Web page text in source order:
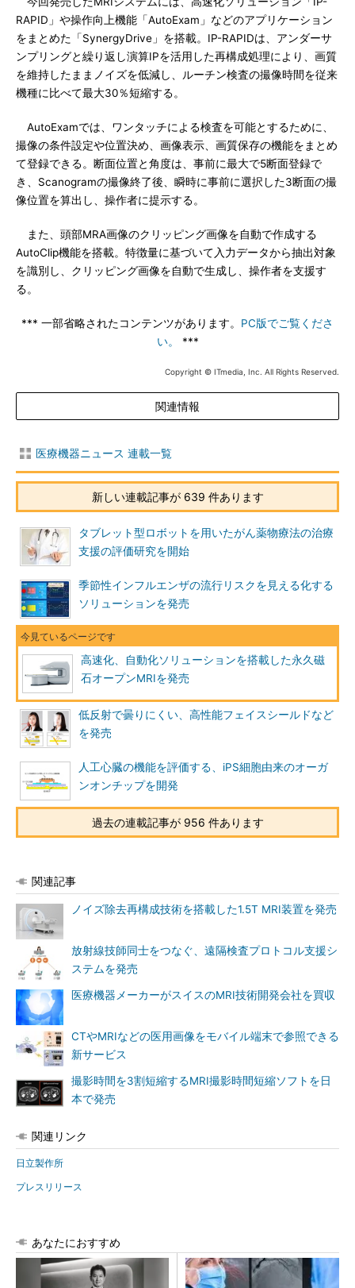
RAPID」や操作向上機能「AutoExam」などのアプリケーション
をまとめた「SynergyDrive」を搭載。IP-RAPIDは、アンダーサ
ンプリングと繰り返し演算IPを活用した再構成処理により、画質
を維持したままノイズを低減し、ルーチン検査の撮像時間を従来
機種に比べて最大30％短縮する。
AutoExamでは、ワンタッチによる検査を可能とするために、
撮像の条件設定や位置決め、画像表示、画質保存の機能をまとめ
て登録できる。断面位置と角度は、事前に最大で5断面登録で
き、Scanogramの撮像終了後、瞬時に事前に選択した3断面の撮
像位置を算出し、操作者に提示する。
また、頭部MRA画像のクリッピング画像を自動で作成する
AutoClip機能を搭載。特徴量に基づいて入力データから抽出対象
を識別し、クリッピング画像を自動で生成し、操作者を支援す
る。
*** 一部省略されたコンテンツがあります。 PC版でご覧くださ
い。
***
Copyright © ITmedia, Inc. All Rights Reserved.
関連情報
医療機器ニュース 連載一覧
新しい連載記事が 639 件あります
タブレット型ロボットを用いたがん薬物療法の治療
支援の評価研究を開始
季節性インフルエンザの流行リスクを見える化する
ソリューションを発売
高速化、自動化ソリューションを搭載した永久磁
石オープンMRIを発売
低反射で曇りにくい、高性能フェイスシールドなど
を発売
人工心臓の機能を評価する、iPS細胞由来のオーガ
ンオンチップを開発
過去の連載記事が 956 件あります
関連記事
ノイズ除去再構成技術を搭載した1.5T MRI装置を発売
放射線技師同士をつなぐ、遠隔検査プロトコル支援シ
ステムを発売
医療機器メーカーがスイスのMRI技術開発会社を買収
CTやMRIなどの医用画像をモバイル端末で参照できる
新サービス
撮影時間を3割短縮するMRI撮影時間短縮ソフトを日
本で発売
関連リンク
日立製作所
プレスリリース
あなたにおすすめ